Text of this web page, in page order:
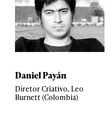
Daniel Payán
Diretor Criativo, Leo
Burnett (Colombia)